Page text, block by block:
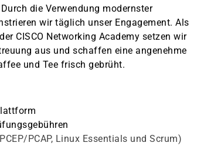
die Verwendung modernster
wir täglich unser Engagement. Als
CISCO Networking Academy setzen wir
aus und schaffen eine angenehme
und Tee frisch gebrüht.
PCAP, Linux Essentials und Scrum)